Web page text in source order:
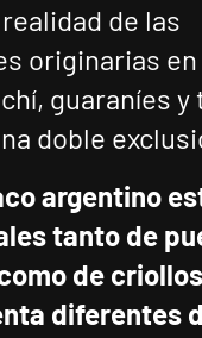
de las
originarias
guaraníes y
doble
argentino
tanto de
de
diferentes